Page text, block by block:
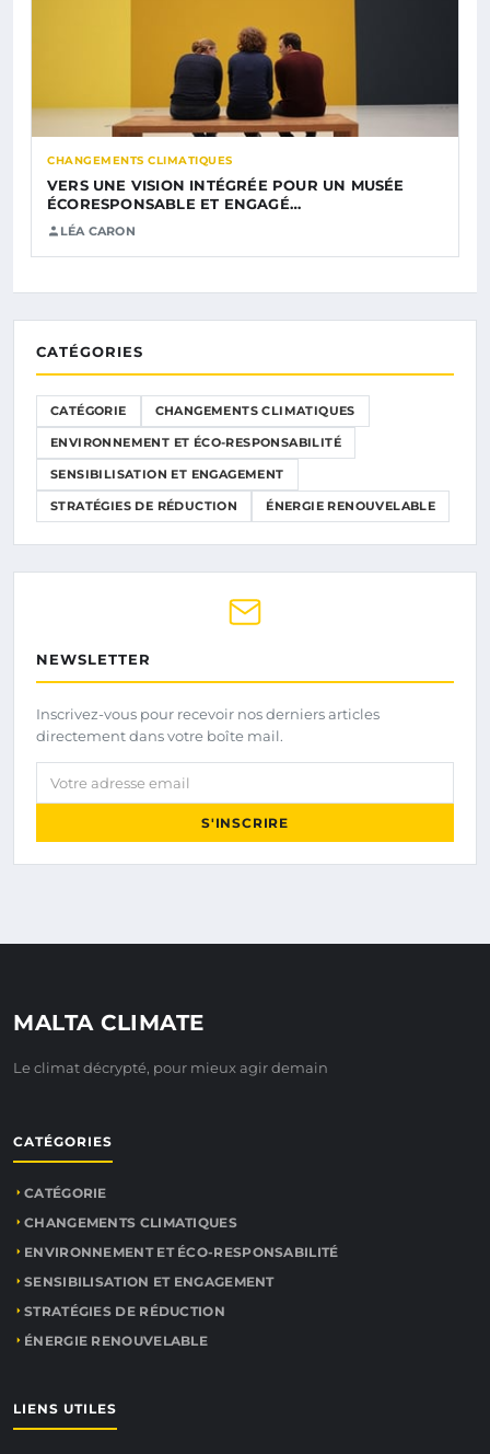
CHANGEMENTS CLIMATIQUES
VERS UNE VISION INTÉGRÉE POUR UN MUSÉE
ÉCORESPONSABLE ET ENGAGÉ…
LÉA CARON
CATÉGORIES
CATÉGORIE CHANGEMENTS CLIMATIQUES
ENVIRONNEMENT ET ÉCO-RESPONSABILITÉ
SENSIBILISATION ET ENGAGEMENT
STRATÉGIES DE RÉDUCTION ÉNERGIE RENOUVELABLE
NEWSLETTER
Inscrivez-vous pour recevoir nos derniers articles
directement dans votre boîte mail.
Votre adresse email
S'INSCRIRE
MALTA CLIMATE
Le climat décrypté, pour mieux agir demain
CATÉGORIES
CATÉGORIE
CHANGEMENTS CLIMATIQUES
ENVIRONNEMENT ET ÉCO-RESPONSABILITÉ
SENSIBILISATION ET ENGAGEMENT
STRATÉGIES DE RÉDUCTION
ÉNERGIE RENOUVELABLE
LIENS UTILES